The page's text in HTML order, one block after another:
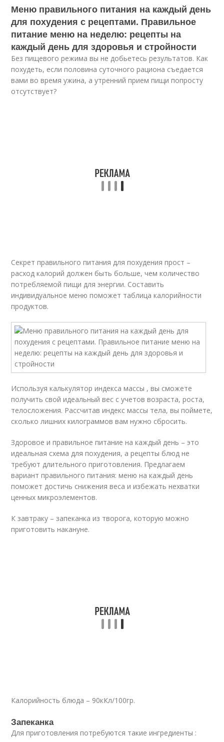
Меню правильного питания на каждый день
для похудения с рецептами. Правильное
питание меню на неделю: рецепты на
каждый день для здоровья и стройности
Без пищевого режима вы не добьетесь результатов. Как
похудеть, если половина суточного рациона съедается
вами во время ужина, а утренний прием пищи попросту
отсутствует?
Секрет правильного питания для похудения прост –
расход калорий должен быть больше, чем количество
потребляемой пищи для энергии. Составить
индивидуальное меню поможет таблица калорийности
продуктов.
Используя калькулятор индекса массы , вы сможете
получить свой идеальный вес с учетов возраста, роста,
телосложения. Рассчитав индекс массы тела, вы поймете,
сколько лишних килограммов вам нужно сбросить.
Здоровое и правильное питание на каждый день – это
идеальная схема для похудения, а рецепты блюд не
требуют длительного приготовления. Предлагаем
вариант правильного питания: меню на каждый день
поможет достичь снижения веса и избежать нехватки
ценных микроэлементов.
К завтраку – запеканка из творога, которую можно
приготовить накануне.
Калорийность блюда – 90кКл/100гр.
Запеканка
Для приготовления потребуются такие ингредиенты :